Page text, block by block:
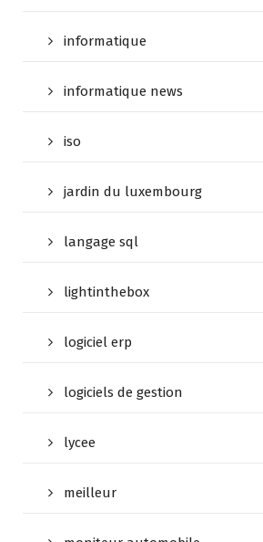
informatique
informatique news
iso
jardin du luxembourg
langage sql
lightinthebox
logiciel erp
logiciels de gestion
lycee
meilleur